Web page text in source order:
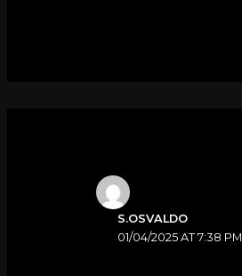
S.OSVALDO
01/04/2025 AT 7:38 PM